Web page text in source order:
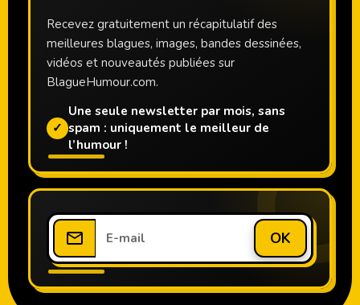
Recevez gratuitement un récapitulatif des
meilleures blagues, images, bandes dessinées,
vidéos et nouveautés publiées sur
BlagueHumour.com.
✓
Une seule newsletter par mois, sans
spam : uniquement le meilleur de
l’humour !
OK